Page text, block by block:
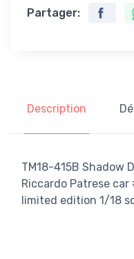
Partager:
Description
TM18-415B Shadow
Riccardo Patrese car
limited edition 1/18